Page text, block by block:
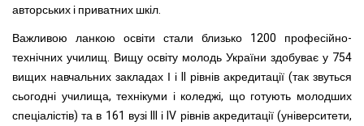
авторських і приватних шкіл.
Важливою ланкою освіти стали близько 1200 професійно-
технічних училищ. Вищу освіту молодь України здобуває у 754
вищих навчальних закладах І і II рівнів акредитації (так звуться
сьогодні училища, технікуми і коледжі, що готують молодших
спеціалістів) та в 161 вузі III і IV рівнів акредитації (університети,